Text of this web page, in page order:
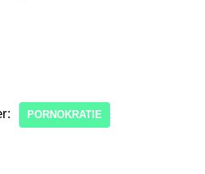
PORNOKRATIE